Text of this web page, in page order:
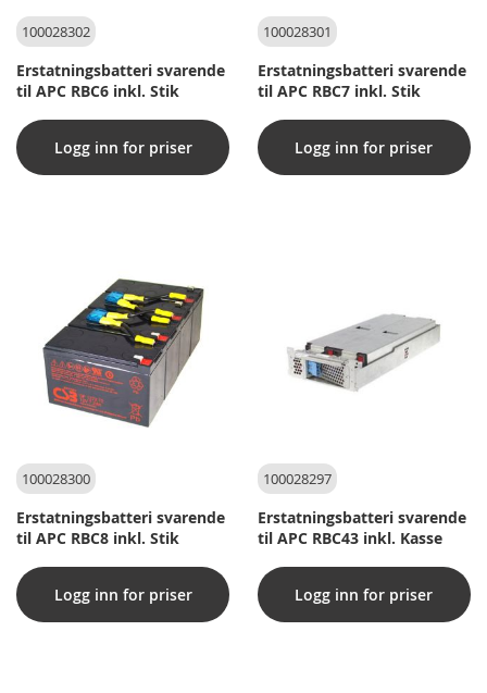
100028302
Erstatningsbatteri svarende
til APC RBC6 inkl. Stik
Logg inn for priser
100028301
Erstatningsbatteri svarende
til APC RBC7 inkl. Stik
Logg inn for priser
100028300
Erstatningsbatteri svarende
til APC RBC8 inkl. Stik
Logg inn for priser
100028297
Erstatningsbatteri svarende
til APC RBC43 inkl. Kasse
Logg inn for priser